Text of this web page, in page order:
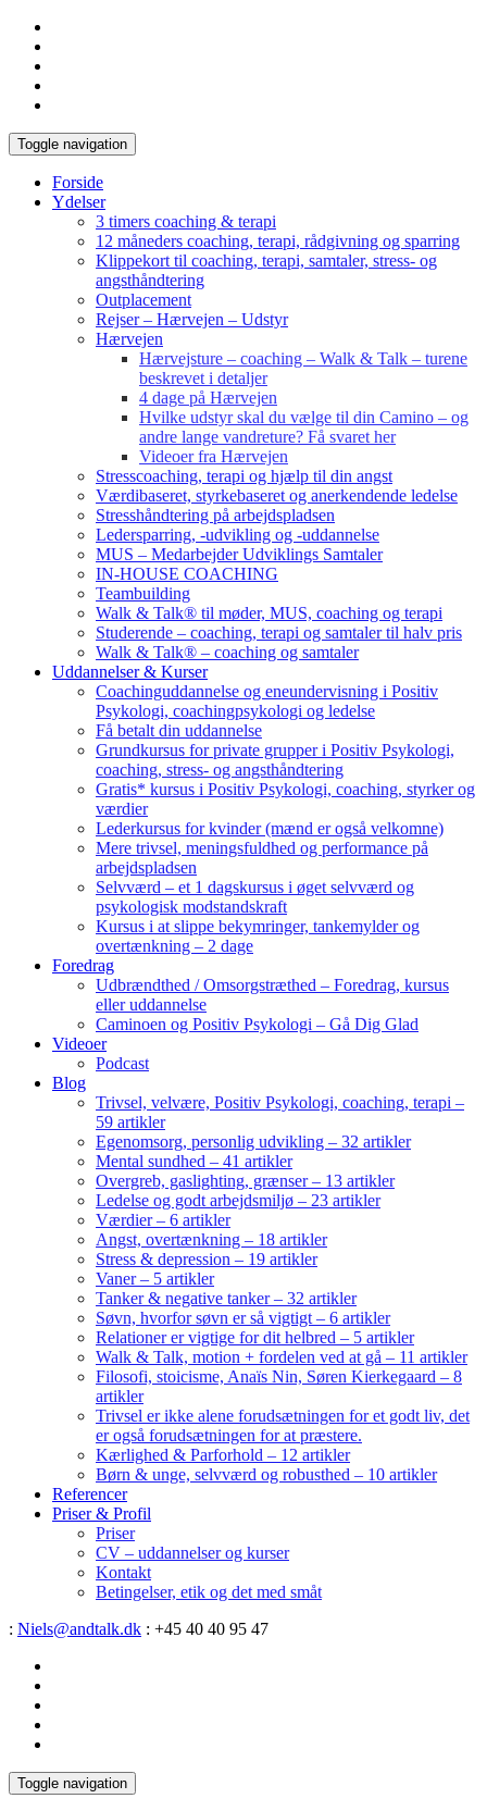
Toggle navigation
Forside
Ydelser
3 timers coaching & terapi
12 måneders coaching, terapi, rådgivning og sparring
Klippekort til coaching, terapi, samtaler, stress- og
angsthåndtering
Outplacement
Rejser – Hærvejen – Udstyr
Hærvejen
Hærvejsture – coaching – Walk & Talk – turene
beskrevet i detaljer
4 dage på Hærvejen
Hvilke udstyr skal du vælge til din Camino – og
andre lange vandreture? Få svaret her
Videoer fra Hærvejen
Stresscoaching, terapi og hjælp til din angst
Værdibaseret, styrkebaseret og anerkendende ledelse
Stresshåndtering på arbejdspladsen
Ledersparring, -udvikling og -uddannelse
MUS – Medarbejder Udviklings Samtaler
IN-HOUSE COACHING
Teambuilding
Walk & Talk® til møder, MUS, coaching og terapi
Studerende – coaching, terapi og samtaler til halv pris
Walk & Talk® – coaching og samtaler
Uddannelser & Kurser
Coachinguddannelse og eneundervisning i Positiv
Psykologi, coachingpsykologi og ledelse
Få betalt din uddannelse
Grundkursus for private grupper i Positiv Psykologi,
coaching, stress- og angsthåndtering
Gratis* kursus i Positiv Psykologi, coaching, styrker og
værdier
Lederkursus for kvinder (mænd er også velkomne)
Mere trivsel, meningsfuldhed og performance på
arbejdspladsen
Selvværd – et 1 dagskursus i øget selvværd og
psykologisk modstandskraft
Kursus i at slippe bekymringer, tankemylder og
overtænkning – 2 dage
Foredrag
Udbrændthed / Omsorgstræthed – Foredrag, kursus
eller uddannelse
Caminoen og Positiv Psykologi – Gå Dig Glad
Videoer
Podcast
Blog
Trivsel, velvære, Positiv Psykologi, coaching, terapi –
59 artikler
Egenomsorg, personlig udvikling – 32 artikler
Mental sundhed – 41 artikler
Overgreb, gaslighting, grænser – 13 artikler
Ledelse og godt arbejdsmiljø – 23 artikler
Værdier – 6 artikler
Angst, overtænkning – 18 artikler
Stress & depression – 19 artikler
Vaner – 5 artikler
Tanker & negative tanker – 32 artikler
Søvn, hvorfor søvn er så vigtigt – 6 artikler
Relationer er vigtige for dit helbred – 5 artikler
Walk & Talk, motion + fordelen ved at gå – 11 artikler
Filosofi, stoicisme, Anaïs Nin, Søren Kierkegaard – 8
artikler
Trivsel er ikke alene forudsætningen for et godt liv, det
er også forudsætningen for at præstere.
Kærlighed & Parforhold – 12 artikler
Børn & unge, selvværd og robusthed – 10 artikler
Referencer
Priser & Profil
Priser
CV – uddannelser og kurser
Kontakt
Betingelser, etik og det med småt
: Niels@andtalk.dk : +45 40 40 95 47
Toggle navigation